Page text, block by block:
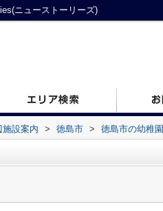
ニューストーリーズ)
施設案内 > 徳島市 > 徳島市の幼稚園